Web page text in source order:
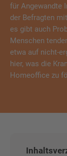
für Angewandte
der Befragten
es gibt auch
Menschen
etwa auf nicht-
hier, was die
Homeoffice zu